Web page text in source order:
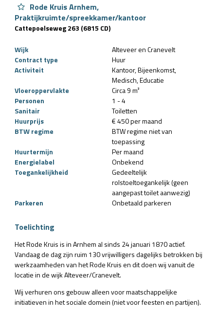
Rode Kruis Arnhem,
Praktijkruimte/spreekkamer/kantoor
Cattepoelseweg 263 (6815 CD)
Wijk
Alteveer en Cranevelt
Contract type
Huur
Activiteit
Kantoor Bijeenkomst
Medisch Educatie
Vloeroppervlakte
Circa 9 m²
Personen
1 - 4
Sanitair
Toiletten
Huurprijs
€ 450 per maand
BTW regime
BTW regime niet van
toepassing
Huurtermijn
Per maand
Energielabel
Onbekend
Toegankelijkheid
Gedeeltelijk
rolstoeltoegankelijk (geen
aangepast toilet aanwezig)
Parkeren
Onbetaald parkeren
Toelichting
Het Rode Kruis is in Arnhem al sinds 24 januari 1870 actief.
Vandaag de dag zijn ruim 130 vrijwilligers ​dagelijks ​betrokken bij
werkzaamheden van het Rode Kruis en dit doen wij vanuit de
locatie in de wijk Alteveer/Cranevelt.
Wij verhuren ons gebouw alleen voor maatschappelijke
initiatieven in het sociale domein (niet voor feesten en partijen).